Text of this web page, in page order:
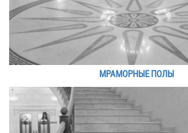
МРАМОРНЫЕ ПОЛЫ